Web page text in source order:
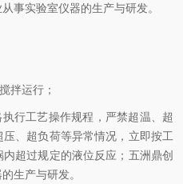
事实验室仪器的生产与研发。
拌运行；
行工艺操作规程，严禁超温、超
、超负荷等异常情况，立即按工
超过规定的液位反应； 五洲鼎创
生产与研发。